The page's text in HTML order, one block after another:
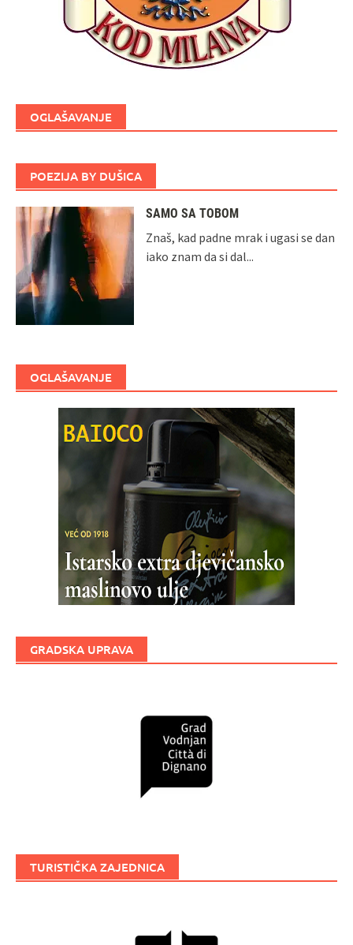
OGLAŠAVANJE
POEZIJA BY DUŠICA
SAMO SA TOBOM
Znaš, kad padne mrak i ugasi se dan
iako znam da si dal...
OGLAŠAVANJE
GRADSKA UPRAVA
TURISTIČKA ZAJEDNICA